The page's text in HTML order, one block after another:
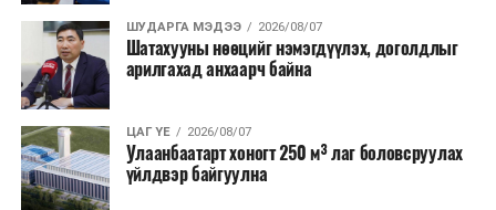
ШУДАРГА МЭДЭЭ 2026/08/07
Шатахууны нөөцийг нэмэгдүүлэх, доголдлыг
арилгахад анхаарч байна
ЦАГ ҮЕ 2026/08/07
Улаанбаатарт хоногт 250 м³ лаг боловсруулах
үйлдвэр байгуулна